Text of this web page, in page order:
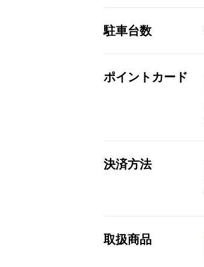
駐車台数
ポイントカード
決済方法
取扱商品